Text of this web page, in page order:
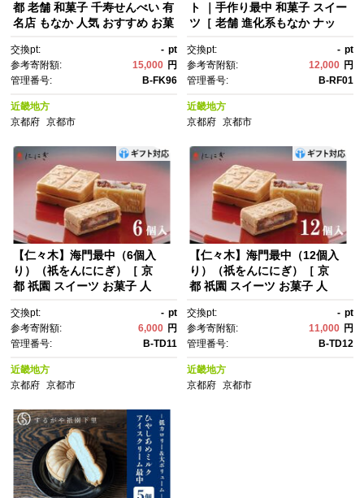
都 老舗 和菓子 千寿せんべい 有
名店 もなか 人気 おすすめ お菓
フト プレゼント 贈答 送料無
料 ふるさと納税 ］
交換pt: - pt
参考寄附額:
15,000 円
管理番号:
B-FK96
近畿地方
京都府
京都市
ト ｜手作り最中 和菓子 スイー
ツ［ 老舗 進化系もなか ナッ
いしい おやつ スイーツ お取り
寄せ 通販 送料無料 ふるさと納
税 ］
交換pt: - pt
参考寄附額:
12,000 円
管理番号:
B-RF01
近畿地方
京都府 京都市
【仁々木】海門最中（6個入
り）（祇をんににぎ）［ 京
都 祇園 スイーツ お菓子 人
せ ギフト プレゼント 贈答 ］
交換pt: - pt
参考寄附額:
6,000 円
管理番号:
B-TD11
近畿地方
京都府
京都市
【仁々木】海門最中（12個入
り）（祇をんににぎ）［ 京
都 祇園 スイーツ お菓子 人
せ ギフト プレゼント 贈答 ］
交換pt: - pt
参考寄附額:
11,000 円
管理番号:
B-TD12
近畿地方
京都府 京都市